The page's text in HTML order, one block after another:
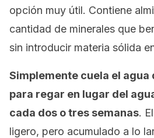
opción muy útil. Contiene
cantidad de minerales que
sin introducir materia sólida
Simplemente cuela el agua
para regar en lugar del
cada dos o tres semanas.
ligero, pero acumulado a lo